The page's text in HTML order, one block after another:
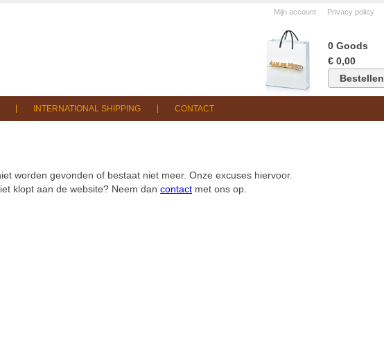
Mijn account Privacy policy
0 Goods
€ 0,00
Bestellen
INTERNATIONAL SHIPPING CONTACT
worden gevonden of bestaat niet meer. Onze excuses hiervoor.
klopt aan de website? Neem dan contact met ons op.